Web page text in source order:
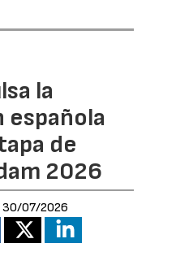
la
de
2026
30/07/2026